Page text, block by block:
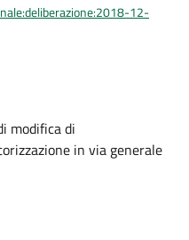
12-
modifica di
in via generale